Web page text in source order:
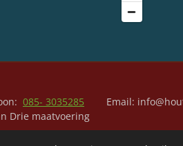
085- 3035285 Email:
Drie maatvoering